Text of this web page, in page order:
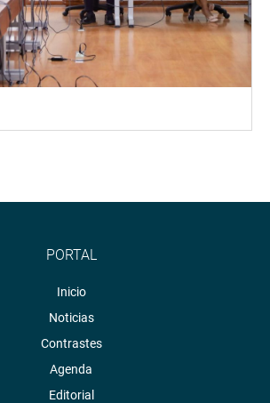
PORTAL
Inicio
Noticias
Contrastes
Agenda
Editorial